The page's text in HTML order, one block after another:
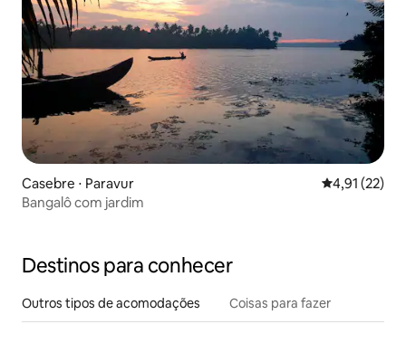
Casebre ⋅ Paravur 4,91 de uma
4,91 (22)
Bangalô com jardim
Destinos para conhecer
Outros tipos de acomodações Coisas para fazer